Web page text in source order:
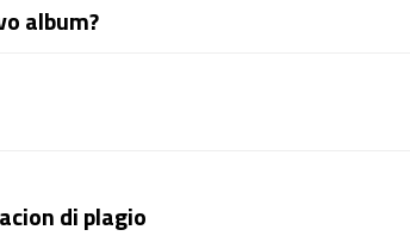
album?
di plagio